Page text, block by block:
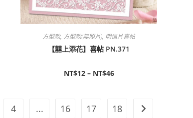
方型款, 方型款(無照片), 明信片喜帖
【囍上添花】喜帖 PN.371
NT$12– NT$46
4 ... 16 17 18